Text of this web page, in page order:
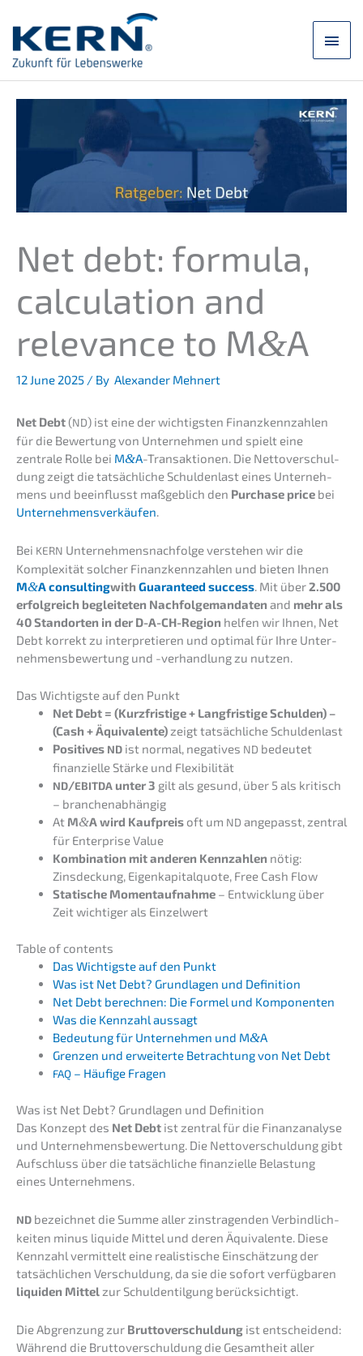
content
main
Net debt: formu­la,
calcu­la­ti­on and
relevan­ce to M&A
12 June 2025 / By Alexander Mehnert
Net Debt (ND) ist eine der wichtigs­ten Finanz­kenn­zah­len
für die Bewer­tung von Unter­neh­men und spielt eine
zentra­le Rolle bei M&A-Trans­ak­tio­nen. Die Netto­ver­schul­
dung zeigt die tatsäch­li­che Schul­den­last eines Unter­neh­
mens und beein­flusst maßgeb­lich den Purcha­se price bei
Unter­neh­mens­ver­käu­fen.
Bei KERN Unternehmens­nachfolge verste­hen wir die
Komple­xi­tät solcher Finanz­kenn­zah­len und bieten Ihnen
M&A consul­tingwith Guaran­teed success. Mit über2.500
erfolg­reich beglei­te­ten Nachfol­ge­man­da­ten and mehr als
40 Stand­or­ten in der D-A-CH-Region helfen wir Ihnen, Net
Debt korrekt zu inter­pre­tie­ren und optimal für Ihre Unter­
neh­mens­be­wer­tung und -verhand­lung zu nutzen.
Das Wichtigs­te auf den Punkt
Net Debt = (Kurzfris­ti­ge + Langfris­ti­ge Schul­den) –
(Cash + Äquiva­len­te) zeigt tatsäch­li­che Schuldenlast
Positi­ves ND ist normal, negati­ves ND bedeu­tet
finan­zi­el­le Stärke und Flexibilität
ND/EBITDA unter 3 gilt als gesund, über 5 als kritisch
– branchenabhängig
At M&A wird Kaufpreis oft um ND angepasst, zentral
für Enter­pri­se Value
Kombi­na­ti­on mit anderen Kennzah­len nötig:
Zinsde­ckung, Eigen­ka­pi­tal­quo­te, Free Cash Flow
Stati­sche Moment­auf­nah­me – Entwick­lung über
Zeit wichti­ger als Einzelwert
Table of contents
Das Wichtigs­te auf den Punkt
Was ist Net Debt? Grund­la­gen und Definition
Net Debt berech­nen: Die Formel und Komponenten
Was die Kennzahl aussagt
Bedeu­tung für Unter­neh­men und M&A
Grenzen und erwei­ter­te Betrach­tung von Net Debt
FAQ – Häufi­ge Fragen
Was ist Net Debt? Grund­la­gen und Definition
Das Konzept des Net Debt ist zentral für die Finanz­ana­ly­se
und Unter­neh­mens­be­wer­tung. Die Netto­ver­schul­dung gibt
Aufschluss über die tatsäch­li­che finan­zi­el­le Belas­tung
eines Unternehmens.
ND bezeich­net die Summe aller zinstra­gen­den Verbind­lich­
kei­ten minus liqui­de Mittel und deren Äquiva­len­te. Diese
Kennzahl vermit­telt eine realis­ti­sche Einschät­zung der
tatsäch­li­chen Verschul­dung, da sie die sofort verfüg­ba­ren
liqui­den Mittel zur Schul­den­til­gung berücksichtigt.
Die Abgren­zung zur Brutto­ver­schul­dung ist entschei­dend:
Während die Brutto­ver­schul­dung die Gesamt­heit aller